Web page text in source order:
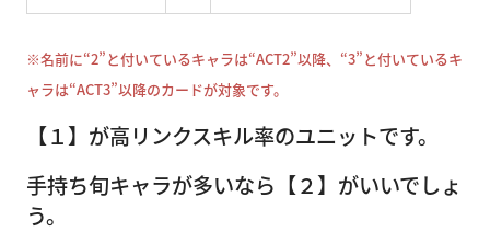
※名前に“2”と付いているキャラは“ACT2”以降、“3”と付いているキ
ャラは“ACT3”以降のカードが対象です。
【１】が高リンクスキル率のユニットです。
手持ち旬キャラが多いなら【２】がいいでしょ
う。